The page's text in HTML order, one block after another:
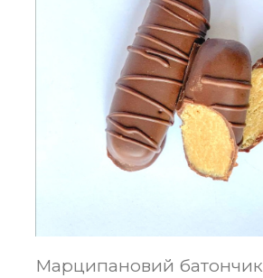
Марципановий батончик